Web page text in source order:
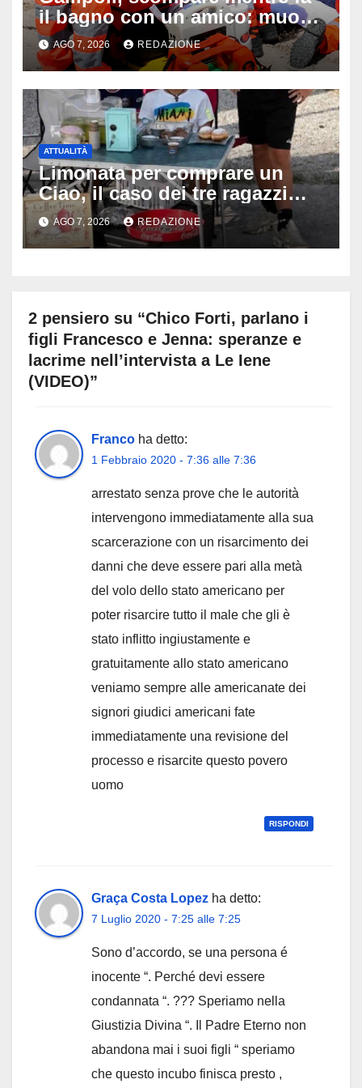
il bagno con un amico: muore
a 19 anni dopo 45 minuti di
disperati tentativi di
rianimazione
AGO 7, 2026 REDAZIONE
ATTUALITÀ
Limonata per comprare un
Ciao, il caso dei tre ragazzi
divide l’Italia: Fedriga li invita
in Regione, Vannacci li
difende
AGO 7, 2026 REDAZIONE
2 pensiero su “Chico Forti, parlano i
figli Francesco e Jenna: speranze e
lacrime nell’intervista a Le Iene
(VIDEO)”
Franco ha detto:
1 Febbraio 2020 - 7:36 alle 7:36
arrestato senza prove che le autorità
intervengono immediatamente alla sua
scarcerazione con un risarcimento dei
danni che deve essere pari alla metà
del volo dello stato americano per
poter risarcire tutto il male che gli è
stato inflitto ingiustamente e
gratuitamente allo stato americano
veniamo sempre alle americanate dei
signori giudici americani fate
immediatamente una revisione del
processo e risarcite questo povero
uomo
RISPONDI
Graça Costa Lopez ha detto:
7 Luglio 2020 - 7:25 alle 7:25
Sono d’accordo, se una persona é
inocente “. Perché devi essere
condannata “. ??? Speriamo nella
Giustizia Divina “. Il Padre Eterno non
abandona mai i suoi figli “ speriamo
che questo incubo finisca presto ,